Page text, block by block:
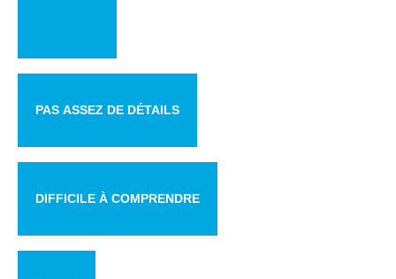
PAS ASSEZ DE DÉTAILS
DIFFICILE À COMPRENDRE